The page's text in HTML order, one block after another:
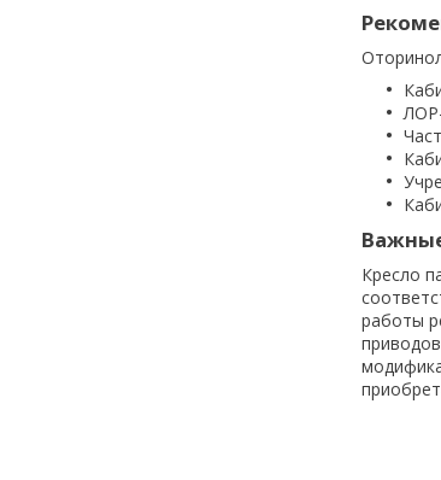
Кресло
работы